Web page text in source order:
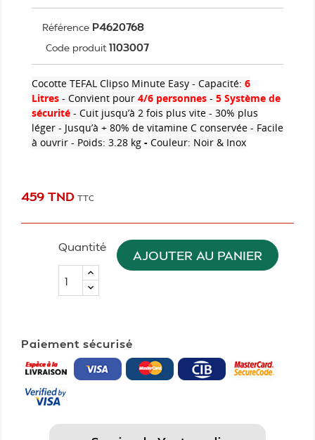
Référence P4620768
Code produit 1103007
Cocotte TEFAL Clipso Minute Easy - Capacité: 6
Litres - Convient pour 4/6 personnes - 5 Système de
sécurité - Cuit jusqu’à 2 fois plus vite - 30% plus
léger - Jusqu’à + 80% de vitamine C conservée - Facile
à ouvrir - Poids: 3.28 kg - Couleur: Noir & Inox
459 TND TTC
Quantité
AJOUTER AU PANIER
Paiement sécurisé